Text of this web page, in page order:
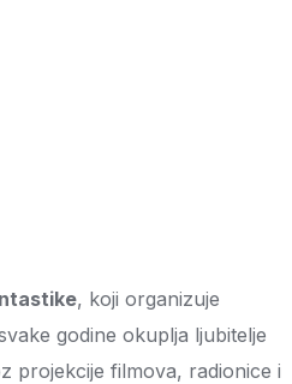
, koji organizuje
godine okuplja ljubitelje
projekcije filmova, radionice i